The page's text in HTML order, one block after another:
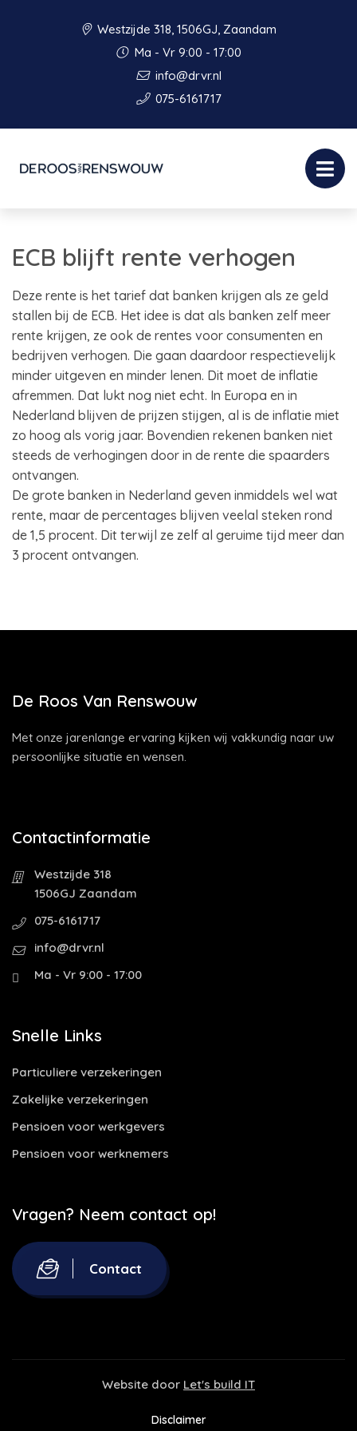
Westzijde 318, 1506GJ, Zaandam
Ma - Vr 9:00 - 17:00
info@drvr.nl
075-6161717
ECB blijft rente verhogen
Deze rente is het tarief dat banken krijgen als ze geld
stallen bij de ECB. Het idee is dat als banken zelf meer
rente krijgen, ze ook de rentes voor consumenten en
bedrijven verhogen. Die gaan daardoor respectievelijk
minder uitgeven en minder lenen. Dit moet de inflatie
afremmen. Dat lukt nog niet echt. In Europa en in
Nederland blijven de prijzen stijgen, al is de inflatie miet
zo hoog als vorig jaar. Bovendien rekenen banken niet
steeds de verhogingen door in de rente die spaarders
ontvangen.
De grote banken in Nederland geven inmiddels wel wat
rente, maar de percentages blijven veelal steken rond
de 1,5 procent. Dit terwijl ze zelf al geruime tijd meer dan
3 procent ontvangen.
De Roos Van Renswouw
Met onze jarenlange ervaring kijken wij vakkundig naar uw
persoonlijke situatie en wensen.
Contactinformatie
Westzijde 318
1506GJ Zaandam
075-6161717
info@drvr.nl
Ma - Vr 9:00 - 17:00
Snelle Links
Particuliere verzekeringen
Zakelijke verzekeringen
Pensioen voor werkgevers
Pensioen voor werknemers
Vragen? Neem contact op!
Contact
Website door Let's build IT
Disclaimer